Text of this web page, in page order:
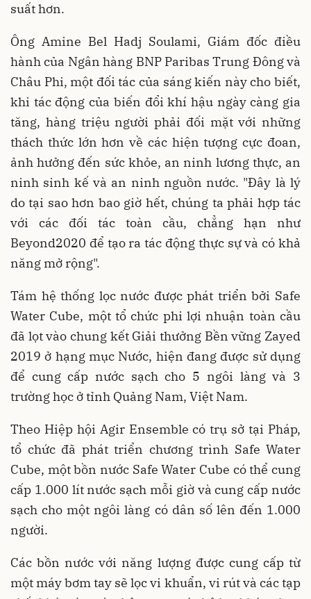
suất hơn.
Ông Amine Bel Hadj Soulami, Giám đốc điều
hành của Ngân hàng BNP Paribas Trung Đông và
Châu Phi, một đối tác của sáng kiến này cho biết,
khi tác động của biến đổi khí hậu ngày càng gia
tăng, hàng triệu người phải đối mặt với những
thách thức lớn hơn về các hiện tượng cực đoan,
ảnh hưởng đến sức khỏe, an ninh lương thực, an
ninh sinh kế và an ninh nguồn nước. "Đây là lý
do tại sao hơn bao giờ hết, chúng ta phải hợp tác
với các đối tác toàn cầu, chẳng hạn như
Beyond2020 để tạo ra tác động thực sự và có khả
năng mở rộng".
Tám hệ thống lọc nước được phát triển bởi Safe
Water Cube, một tổ chức phi lợi nhuận toàn cầu
đã lọt vào chung kết Giải thưởng Bền vững Zayed
2019 ở hạng mục Nước, hiện đang được sử dụng
để cung cấp nước sạch cho 5 ngôi làng và 3
trường học ở tỉnh Quảng Nam, Việt Nam.
Theo Hiệp hội Agir Ensemble có trụ sở tại Pháp,
tổ chức đã phát triển chương trình Safe Water
Cube, một bồn nước Safe Water Cube có thể cung
cấp 1.000 lít nước sạch mỗi giờ và cung cấp nước
sạch cho một ngôi làng có dân số lên đến 1.000
người.
Các bồn nước với năng lượng được cung cấp từ
một máy bơm tay sẽ lọc vi khuẩn, vi rút và các tạp